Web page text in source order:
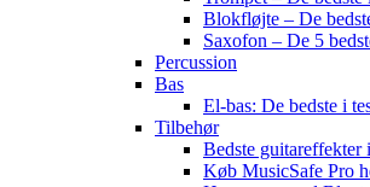
Blokfløjte – De
Saxofon – De 5
Percussion
Bas
El-bas: De bedste i
Tilbehør
Bedste guitareffekter
Køb MusicSafe Pro